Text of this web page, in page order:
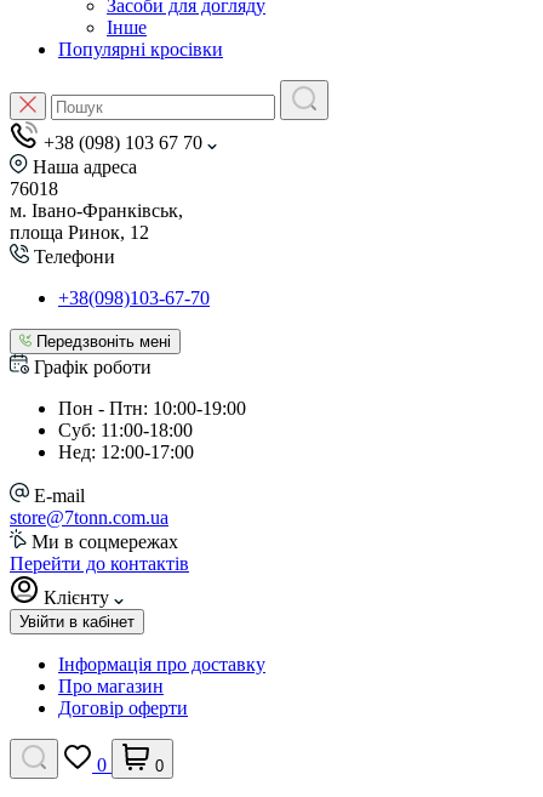
Засоби для догляду
Інше
Популярні кросівки
+38 (098) 103 67 70
Наша адреса
76018
м. Івано-Франківськ,
площа Ринок, 12
Телефони
+38(098)103-67-70
Передзвоніть мені
Графік роботи
Пон - Птн: 10:00-19:00
Суб: 11:00-18:00
Нед: 12:00-17:00
E-mail
store@7tonn.com.ua
Ми в соцмережах
Перейти до контактів
Клієнту
Увійти в кабінет
Інформація про доставку
Про магазин
Договір оферти
0 0